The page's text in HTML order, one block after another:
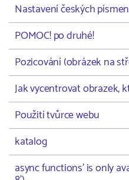
Nastavení českých písmen
POMOC! po druhé!
Pozicování (obrázek na
Jak vycentrovat obrazek,
Použití tvůrce webu
katalog
async functions' is only